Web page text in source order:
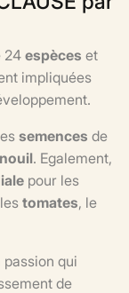
24espèces et
impliquées
semences de
. Egalement,
pour les
tomates, le
qui
de